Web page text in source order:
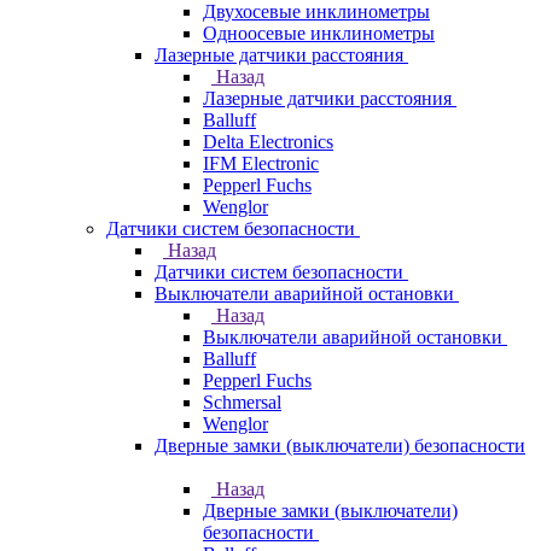
Двухосевые инклинометры
Одноосевые инклинометры
Лазерные датчики расстояния
Назад
Лазерные датчики расстояния
Balluff
Delta Electronics
IFM Electronic
Pepperl Fuchs
Wenglor
Датчики систем безопасности
Назад
Датчики систем безопасности
Выключатели аварийной остановки
Назад
Выключатели аварийной остановки
Balluff
Pepperl Fuchs
Schmersal
Wenglor
Дверные замки (выключатели) безопасности
Назад
Дверные замки (выключатели)
безопасности